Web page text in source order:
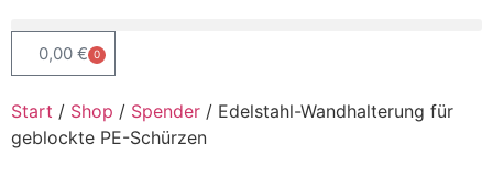
0,00 € 0
Start / Shop / Spender / Edelstahl-Wandhalterung für
geblockte PE-Schürzen